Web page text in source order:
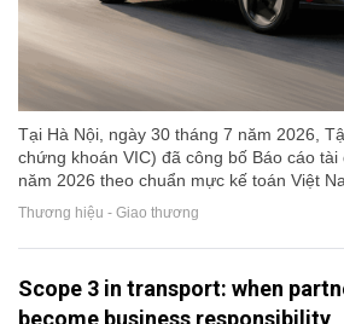
Tại Hà Nội, ngày 30 tháng 7 năm 2026,
chứng khoán VIC) đã công bố Báo cáo
năm 2026 theo chuẩn mực kế toán Việt
Thương hiệu - Giao thương
Scope 3 in transport: when
become business responsibility